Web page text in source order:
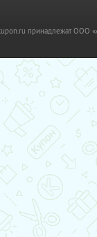
принадлежат